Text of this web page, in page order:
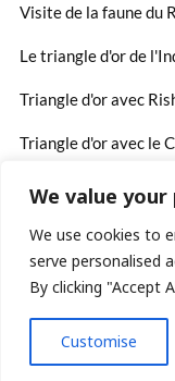
We value your
We use cookies to
serve personalised
By clicking "Accept
Customise
Visite de la faune du
Le triangle d'or de
Triangle d'or avec
Triangle d'or avec le
©2025.